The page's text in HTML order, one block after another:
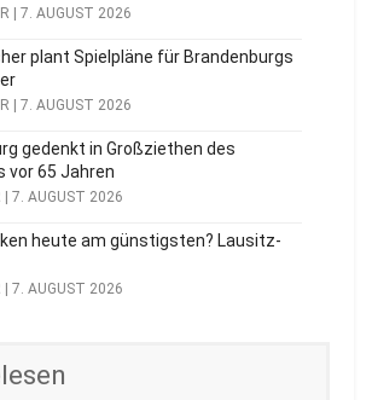
| 7. AUGUST 2026
plant Spielpläne für Brandenburgs
| 7. AUGUST 2026
gedenkt in Großziethen des
vor 65 Jahren
7. AUGUST 2026
heute am günstigsten? Lausitz-
7. AUGUST 2026